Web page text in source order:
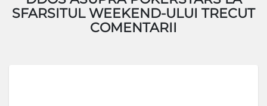
SFARSITUL WEEKEND-ULUI TRECUT
COMENTARII